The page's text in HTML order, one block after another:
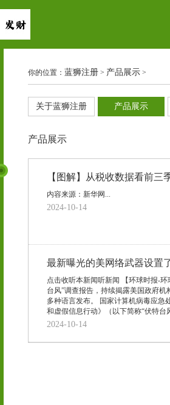
你的位置： 蓝狮注册 > 产品展示 >
关于蓝狮注册 产品展示
产品展示
【图解】从税收数据看前三
内容来源：新华网...
2024-10-14
最新曝光的美网络武器设置
点击收听本新闻听新闻 【环球时报-
台风”调查报告，持续揭露美国政府
多种语言发布。 国家计算机病毒应
和虚假信息行动》（以下简称“伏特
2024-10-14